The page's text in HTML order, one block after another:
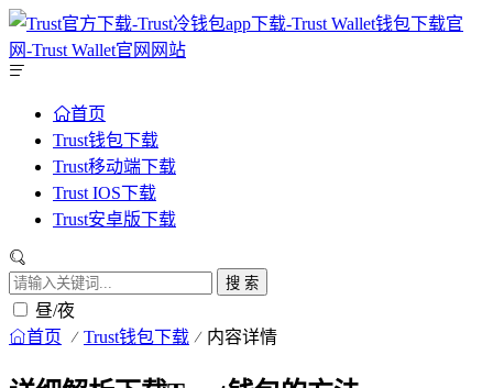
首页
Trust钱包下载
Trust移动端下载
Trust IOS下载
Trust安卓版下载
搜 索
昼/夜
首页 Trust钱包下载 内容详情